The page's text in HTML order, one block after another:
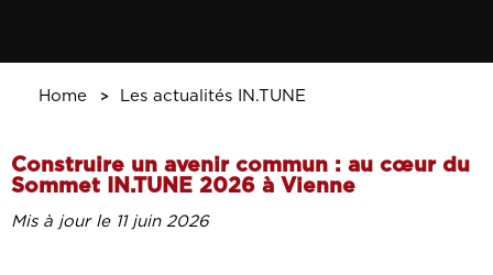
Home Les actualités IN.TUNE
Construire un avenir commun : au cœur du
Sommet IN.TUNE 2026 à Vienne
Mis à jour le 11 juin 2026